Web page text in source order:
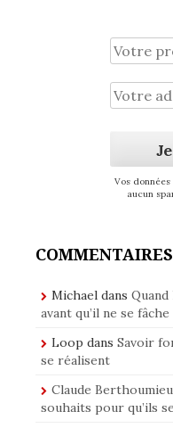
Vos
aucun
Michael dans
avant qu’il ne se fâche
Loop dans Savoir
se réalisent
Claude
souhaits pour qu’ils